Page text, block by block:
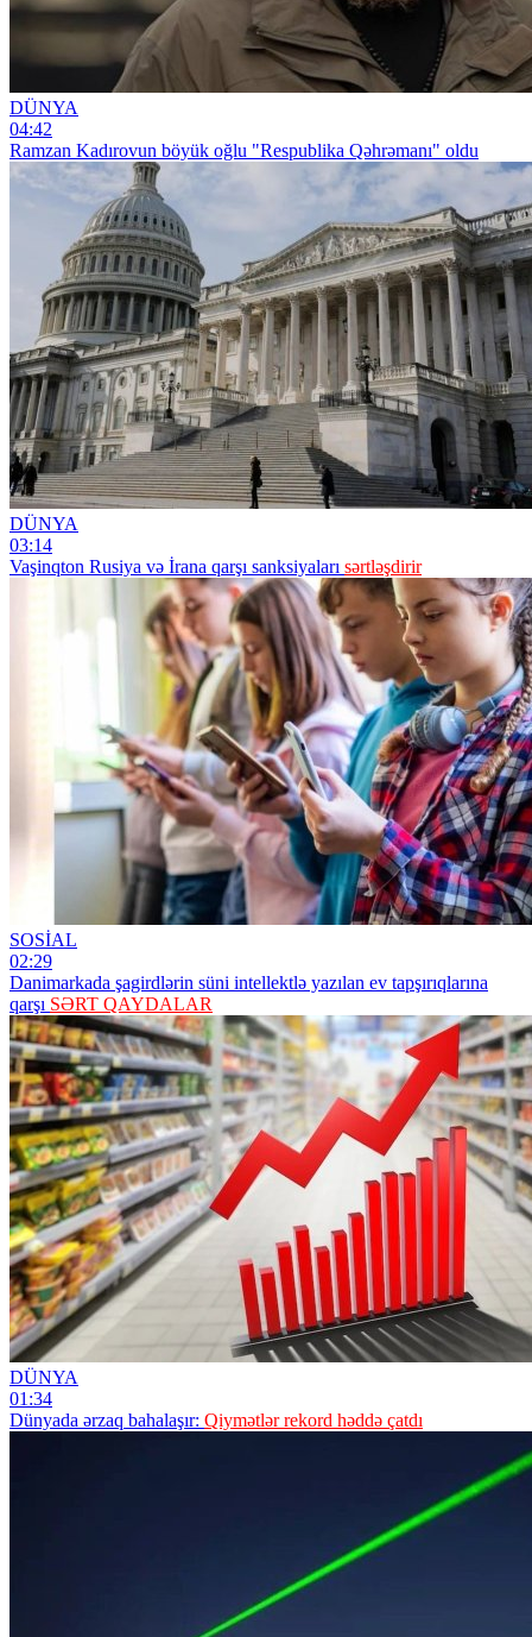
DÜNYA
04:42
Ramzan Kadırovun böyük oğlu "Respublika Qəhrəmanı" oldu
DÜNYA
03:14
Vaşinqton Rusiya və İrana qarşı sanksiyaları sərtləşdirir
SOSİAL
02:29
Danimarkada şagirdlərin süni intellektlə yazılan ev tapşırıqlarına
qarşı SƏRT QAYDALAR
DÜNYA
01:34
Dünyada ərzaq bahalaşır: Qiymətlər rekord həddə çatdı